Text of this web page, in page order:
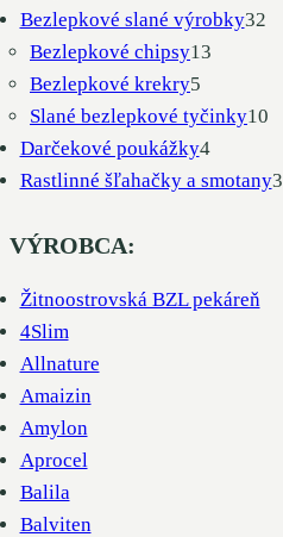
Bezlepkové slané výrobky3232
Bezlepkové chipsy13
Bezlepkové krekry5
produktov
Slané bezlepkové tyčinky10
Darčekové poukážky44
produkty
Rastlinné šľahačky a smotany33
VÝROBCA:
Žitnoostrovská BZL pekáreň
4Slim
Allnature
Amaizin
Amylon
Aprocel
Balila
Balviten